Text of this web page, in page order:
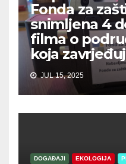
Fonda za
snimljena 4
filma o
koja
JUL 15, 2025
DOGAĐAJI EKOLOGIJA